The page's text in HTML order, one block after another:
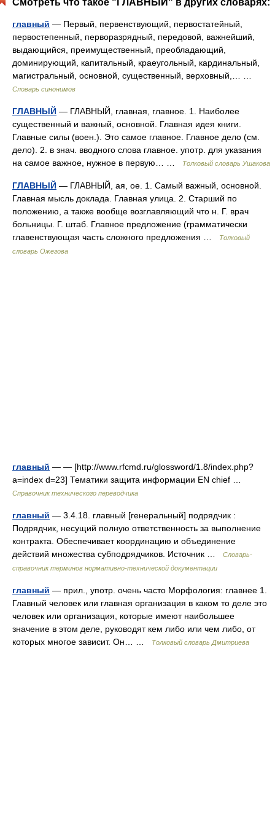
Смотреть что такое "ГЛАВНЫЙ" в других словарях:
главный — Первый, первенствующий, первостатейный,
первостепенный, перворазрядный, передовой, важнейший,
выдающийся, преимущественный, преобладающий,
доминирующий, капитальный, краеугольный, кардинальный,
магистральный, основной, существенный, верховный,… …
Словарь синонимов
ГЛАВНЫЙ — ГЛАВНЫЙ, главная, главное. 1. Наиболее
существенный и важный, основной. Главная идея книги.
Главные силы (воен.). Это самое главное. Главное дело (см.
дело). 2. в знач. вводного слова главное. употр. для указания
на самое важное, нужное в первую… …
Толковый словарь Ушакова
ГЛАВНЫЙ — ГЛАВНЫЙ, ая, ое. 1. Самый важный, основной.
Главная мысль доклада. Главная улица. 2. Старший по
положению, а также вообще возглавляющий что н. Г. врач
больницы. Г. штаб. Главное предложение (грамматически
главенствующая часть сложного предложения …
Толковый
словарь Ожегова
главный — — [http://www.rfcmd.ru/glossword/1.8/index.php?
a=index d=23] Тематики защита информации EN chief …
Справочник технического переводчика
главный — 3.4.18. главный [генеральный] подрядчик :
Подрядчик, несущий полную ответственность за выполнение
контракта. Обеспечивает координацию и объединение
действий множества субподрядчиков. Источник …
Словарь-
справочник терминов нормативно-технической документации
главный — прил., употр. очень часто Морфология: главнее 1.
Главный человек или главная организация в каком то деле это
человек или организация, которые имеют наибольшее
значение в этом деле, руководят кем либо или чем либо, от
которых многое зависит. Он… …
Толковый словарь Дмитриева